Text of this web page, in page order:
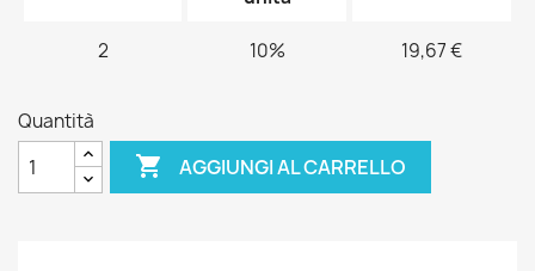
2 10% 19,67 €
Quantità
 AGGIUNGI AL CARRELLO